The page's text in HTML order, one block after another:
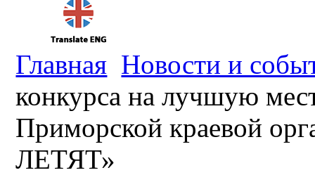
Главная Новости и
конкурса на лучшую
Приморской краевой
ЛЕТЯТ»